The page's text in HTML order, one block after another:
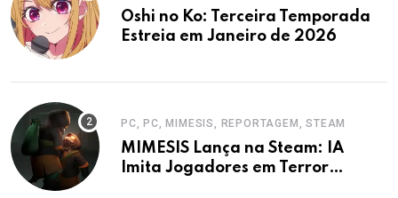
Oshi no Ko: Terceira Temporada
Estreia em Janeiro de 2026
PC, PC, MIMESIS, REPORTAGEM, STEAM
MIMESIS Lança na Steam: IA
Imita Jogadores em Terror